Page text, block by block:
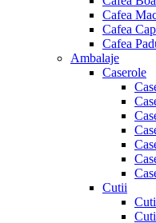
Cafea
Cafea
Cafea
Ambalaje
Caserole
Cutii